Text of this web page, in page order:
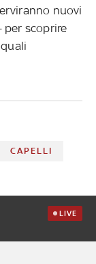
nuovi
scoprire
CAPELLI
LIVE